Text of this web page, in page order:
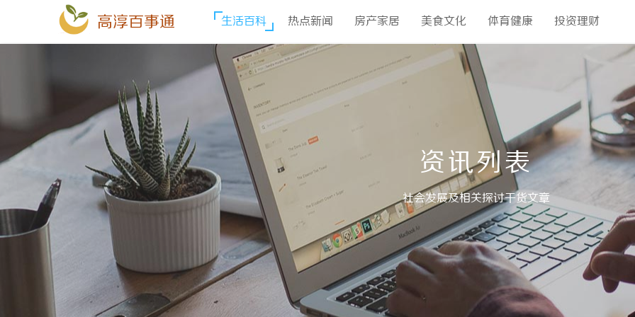
高淳百事通 生活百科 热点新闻 房产家居 美食文化 体育健康 投资理财
资讯列表
社会发展及相关探讨干货文章